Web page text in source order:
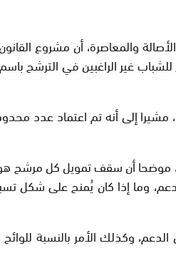
والمعاصرة، أن مشروع
في الانتخابات التشريعية، يتيح للشباب غير
مشيرا إلى أنه تم اعتماد عدد
صرف هذا الدعم، وما إذا كان
ستُرشّح لوائح تضم شبابا تقل أعمارهم عن 35 سنة ستستفيد من نفس